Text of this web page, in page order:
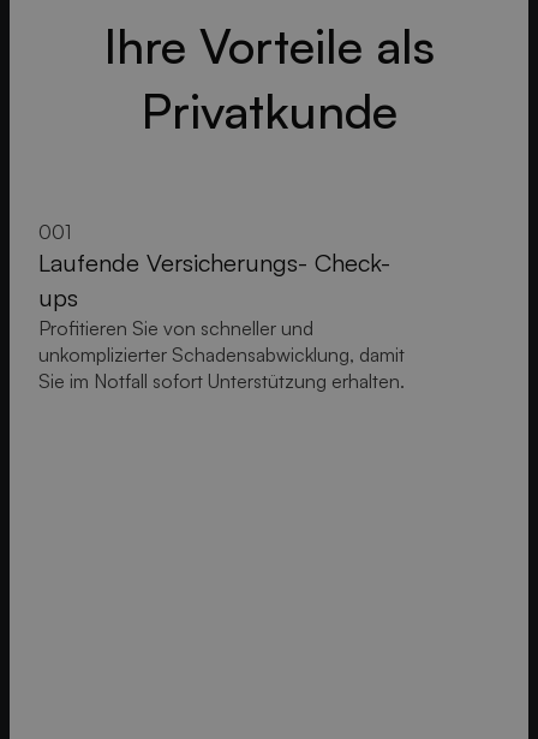
Ihre Vorteile als
Privatkunde
001
Laufende Versicherungs- Check-
ups
Profitieren Sie von schneller und
unkomplizierter Schadensabwicklung, damit
Sie im Notfall sofort Unterstützung erhalten.